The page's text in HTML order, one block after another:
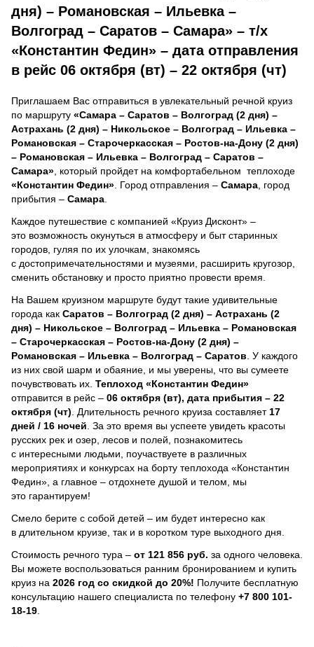
дня) – Романовская – Ильевка –
Волгоград – Саратов – Самара» – т/х
«Константин Федин» – дата отправления
в рейс 06 октября (вт) – 22 октября (чт)
Приглашаем Вас отправиться в увлекательный речной круиз
по маршруту «Самара – Саратов – Волгоград (2 дня) –
Астрахань (2 дня) – Никольское – Волгоград – Ильевка –
Романовская – Старочеркасская – Ростов-на-Дону (2 дня)
– Романовская – Ильевка – Волгоград – Саратов –
Самара» , который пройдет на комфортабельном теплоходе
«Константин Федин» . Город отправления – Самара , город
прибытия – Самара
Каждое путешествие с компанией «Круиз Дисконт» –
это возможность окунуться в атмосферу и быт старинных
городов, гуляя по их улочкам, знакомясь
с достопримечательностями и музеями, расширить кругозор,
сменить обстановку и просто приятно провести время.
На Вашем круизном маршруте будут такие удивительные
города как Саратов – Волгоград (2 дня) – Астрахань (2
дня) – Никольское – Волгоград – Ильевка – Романовская
– Старочеркасская – Ростов-на-Дону (2 дня) –
Романовская – Ильевка – Волгоград – Саратов . У каждого
из них свой шарм и обаяние, и мы уверены, что вы сумеете
почувствовать их. Теплоход «Константин Федин»
отправится в рейс – 06 октября (вт), дата прибытия – 22
октября (чт) . Длительность речного круиза составляет 17
дней / 16 ночей За это время вы успеете увидеть красоты
русских рек и озер, лесов и полей, познакомитесь
с интересными людьми, поучаствуете в различных
мероприятиях и конкурсах на борту теплохода «Константин
Федин», а главное – отдохнете душой и телом, мы
это гарантируем!
Смело берите с собой детей – им будет интересно как
в длительном круизе, так и в коротком туре выходного дня.
Стоимость речного тура – от 121 856 руб. за одного человека.
Вы можете воспользоваться ранним бронированием и купить
круиз на 2026 год со скидкой до 20%! Получите бесплатную
консультацию нашего специалиста по телефону +7 800 101-
18-19